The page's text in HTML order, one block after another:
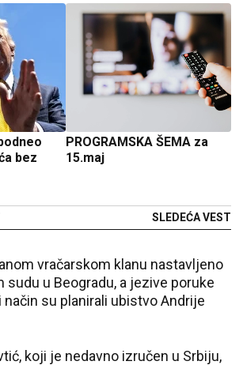
bez
PROGRAMSKA ŠEMA za
15.maj
SLEDEĆA VEST
vračarskom klanu nastavljeno
sudu u Beogradu, a jezive poruke
su planirali ubistvo Andrije
koji je nedavno izručen u Srbiju,